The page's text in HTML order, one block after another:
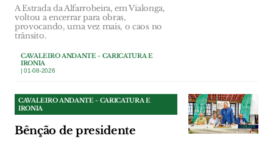
A Estrada da Alfarrobeira, em Vialonga,
voltou a encerrar para obras,
provocando, uma vez mais, o caos no
trânsito.
CAVALEIRO ANDANTE - CARICATURA E
IRONIA
| 01-08-2026
CAVALEIRO ANDANTE - CARICATURA E
IRONIA
Bênção de presidente